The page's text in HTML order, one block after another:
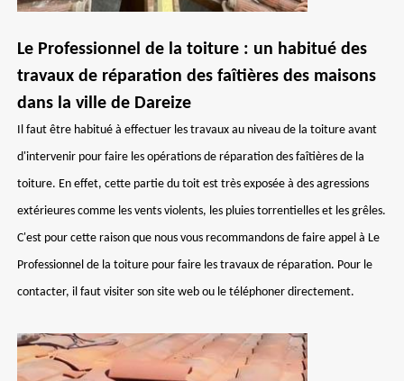
Le Professionnel de la toiture : un habitué des
travaux de réparation des faîtières des maisons
dans la ville de Dareize
Il faut être habitué à effectuer les travaux au niveau de la toiture avant
d'intervenir pour faire les opérations de réparation des faîtières de la
toiture. En effet, cette partie du toit est très exposée à des agressions
extérieures comme les vents violents, les pluies torrentielles et les grêles.
C'est pour cette raison que nous vous recommandons de faire appel à Le
Professionnel de la toiture pour faire les travaux de réparation. Pour le
contacter, il faut visiter son site web ou le téléphoner directement.